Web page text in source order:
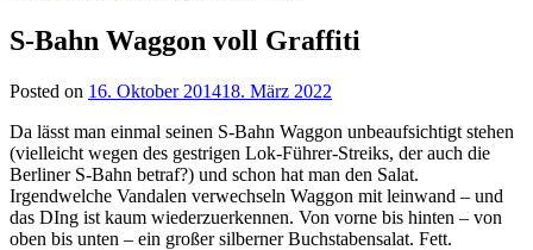
S-Bahn Waggon voll Graffiti
Posted on 16. Oktober 201418. März 2022
Da lässt man einmal seinen S-Bahn Waggon unbeaufsichtigt stehen
(vielleicht wegen des gestrigen Lok-Führer-Streiks, der auch die
Berliner S-Bahn betraf?) und schon hat man den Salat.
Irgendwelche Vandalen verwechseln Waggon mit leinwand – und
das DIng ist kaum wiederzuerkennen. Von vorne bis hinten – von
oben bis unten – ein großer silberner Buchstabensalat. Fett.